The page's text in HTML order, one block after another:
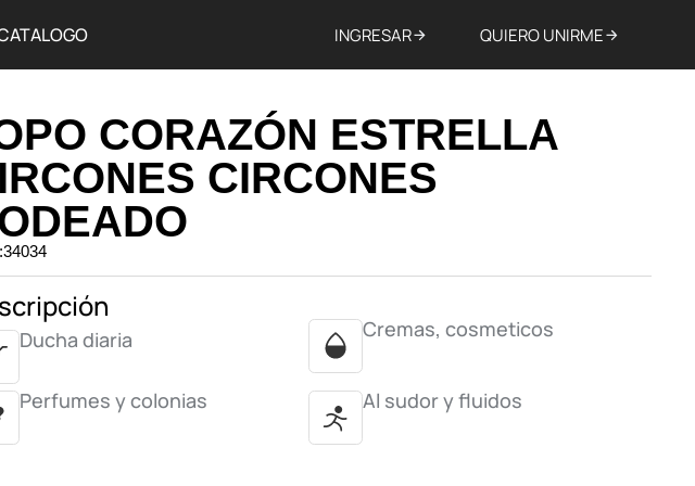
INGRESAR QUIERO UNIRME
CORAZÓN ESTRELLA
CIRCONES
Ducha diaria Cremas, cosmeticos
Perfumes y colonias Al sudor y fluidos